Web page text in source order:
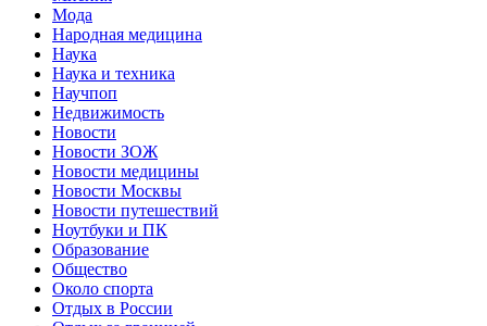
Мода
Народная медицина
Наука
Наука и техника
Научпоп
Недвижимость
Новости
Новости ЗОЖ
Новости медицины
Новости Москвы
Новости путешествий
Ноутбуки и ПК
Образование
Общество
Около спорта
Отдых в России